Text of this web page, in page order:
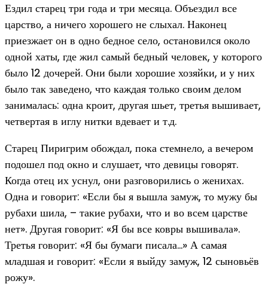
Ездил старец три года и три месяца. Объездил все
царство, а ничего хорошего не слыхал. Наконец
приезжает он в одно бедное село, остановился около
одной хаты, где жил самый бедный человек, у которого
было 12 дочерей. Они были хорошие хозяйки, и у них
было так заведено, что каждая только своим делом
занималась: одна кроит, другая шьет, третья вышивает,
четвертая в иглу нитки вдевает и т.д.
Старец Пиригрим обождал, пока стемнело, а вечером
подошел под окно и слушает, что девицы говорят.
Когда отец их уснул, они разговорились о женихах.
Одна и говорит: «Если бы я вышла замуж, то мужу бы
рубахи шила, – такие рубахи, что и во всем царстве
нет». Другая говорит: «Я бы все ковры вышивала».
Третья говорит: «Я бы бумаги писала…» А самая
младшая и говорит: «Если я выйду замуж, 12 сыновьёв
рожу».